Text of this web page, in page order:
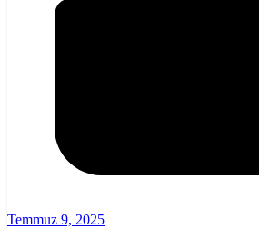
Temmuz 9, 2025